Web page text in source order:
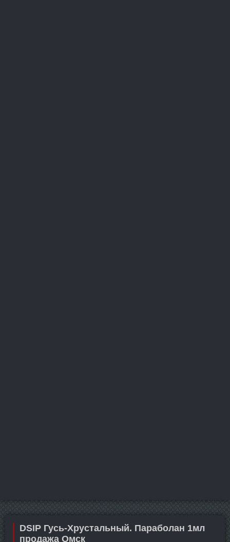
DSIP Гусь-Хрустальный. Параболан 1мл
продажа Омск